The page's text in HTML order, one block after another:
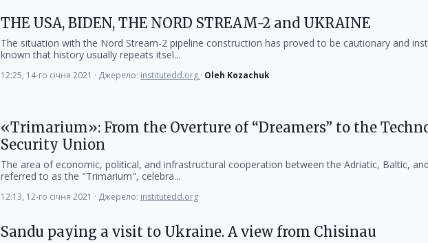
THE USA, BIDEN, THE NORD STREAM-2 and UKRAINE
The situation with the Nord Stream-2 pipeline construction has proved to be cautionary and
known that history usually repeats itsel...
12:25, 14-го січня 2021 · Джерело: institutedd.org · Oleh Kozachuk
«Trimarium»: From the Overture of “Dreamers” to the
Security Union
The area of economic, political, and infrastructural cooperation between the Adriatic, Baltic,
referred to as the "Trimarium", celebra...
12:13, 12-го січня 2021 · Джерело: institutedd.org
Sandu paying a visit to Ukraine. A view from Chisinau